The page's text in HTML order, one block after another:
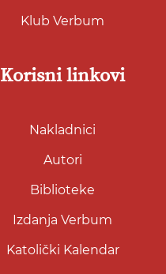
Klub Verbum
Korisni linkovi
Nakladnici
Autori
Biblioteke
Izdanja Verbum
Katolički Kalendar